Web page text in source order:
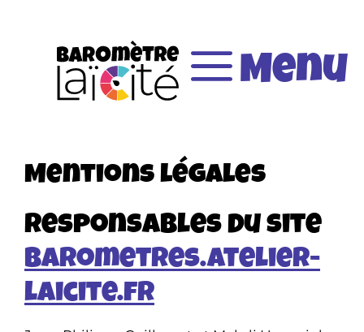
Menu
Mentions légales
Responsables du site
barometres.atelier-
laicite.fr